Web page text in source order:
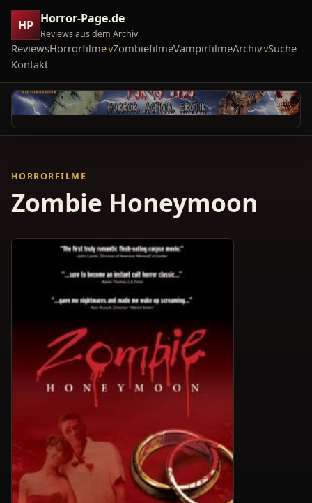
HP Horror-Page.de
Reviews aus dem Archiv
ReviewsHorrorfilme ZombiefilmeVampirfilmeArchiv Suche
Kontakt
HORRORFILME
Zombie Honeymoon